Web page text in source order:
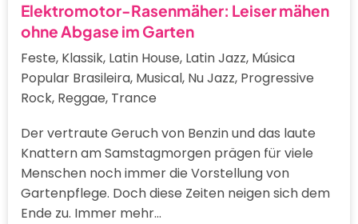
Elektromotor-Rasenmäher: Leiser mähen
ohne Abgase im Garten
Feste, Klassik, Latin House, Latin Jazz, Música
Popular Brasileira, Musical, Nu Jazz, Progressive
Rock, Reggae, Trance
Der vertraute Geruch von Benzin und das laute
Knattern am Samstagmorgen prägen für viele
Menschen noch immer die Vorstellung von
Gartenpflege. Doch diese Zeiten neigen sich dem
Ende zu. Immer mehr…